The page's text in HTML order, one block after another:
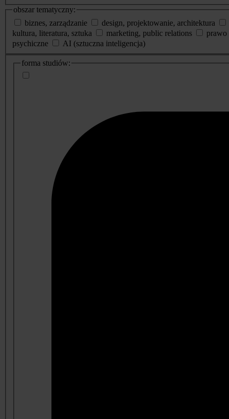
obszar tematyczny:
biznes, zarządzanie
design, projektowanie, architektura
kultura, literatura, sztuka
marketing, public relations prawo
psychiczne
AI (sztuczna inteligencja)
dodatkowe
informacje
forma studiów: